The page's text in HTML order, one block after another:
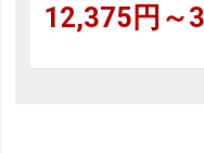
12,375円～